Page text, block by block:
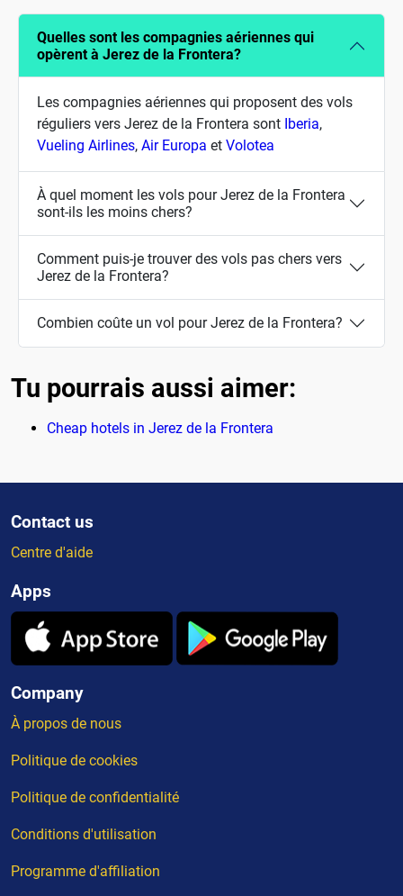
Quelles sont les compagnies aériennes qui
opèrent à Jerez de la Frontera?
Les compagnies aériennes qui proposent des vols
réguliers vers Jerez de la Frontera sont Iberia,
Vueling Airlines, Air Europa et Volotea
À quel moment les vols pour Jerez de la Frontera
sont-ils les moins chers?
Comment puis-je trouver des vols pas chers vers
Jerez de la Frontera?
Combien coûte un vol pour Jerez de la Frontera?
Tu pourrais aussi aimer:
Cheap hotels in Jerez de la Frontera
Contact us
Centre d'aide
Apps
Company
À propos de nous
Politique de cookies
Politique de confidentialité
Conditions d'utilisation
Programme d'affiliation